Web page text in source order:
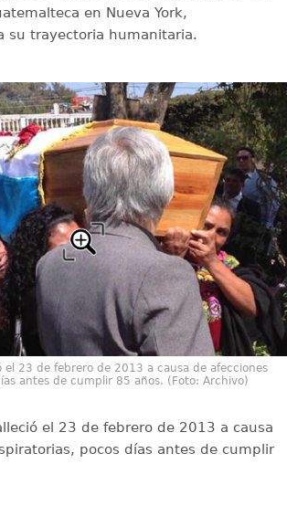
en Nueva York,
su trayectoria humanitaria.
el 23 de febrero de 2013 a causa de afecciones
antes de cumplir 85 años. (Foto: Archivo)
el 23 de febrero de 2013 a causa
pocos días antes de cumplir